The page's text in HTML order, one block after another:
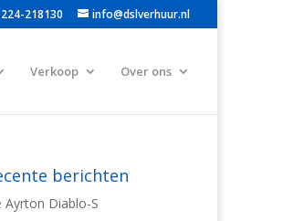
218130 info@dslverhuur.nl
Verkoop Over ons
berichten
Ayrton Diablo-S